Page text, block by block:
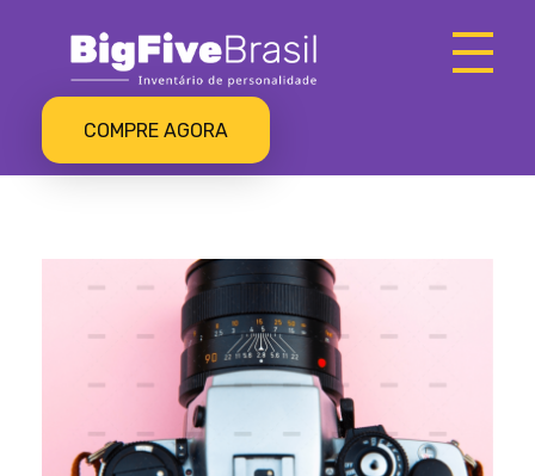
Big Five
Ferramenta de Assessment
COMPRE AGORA